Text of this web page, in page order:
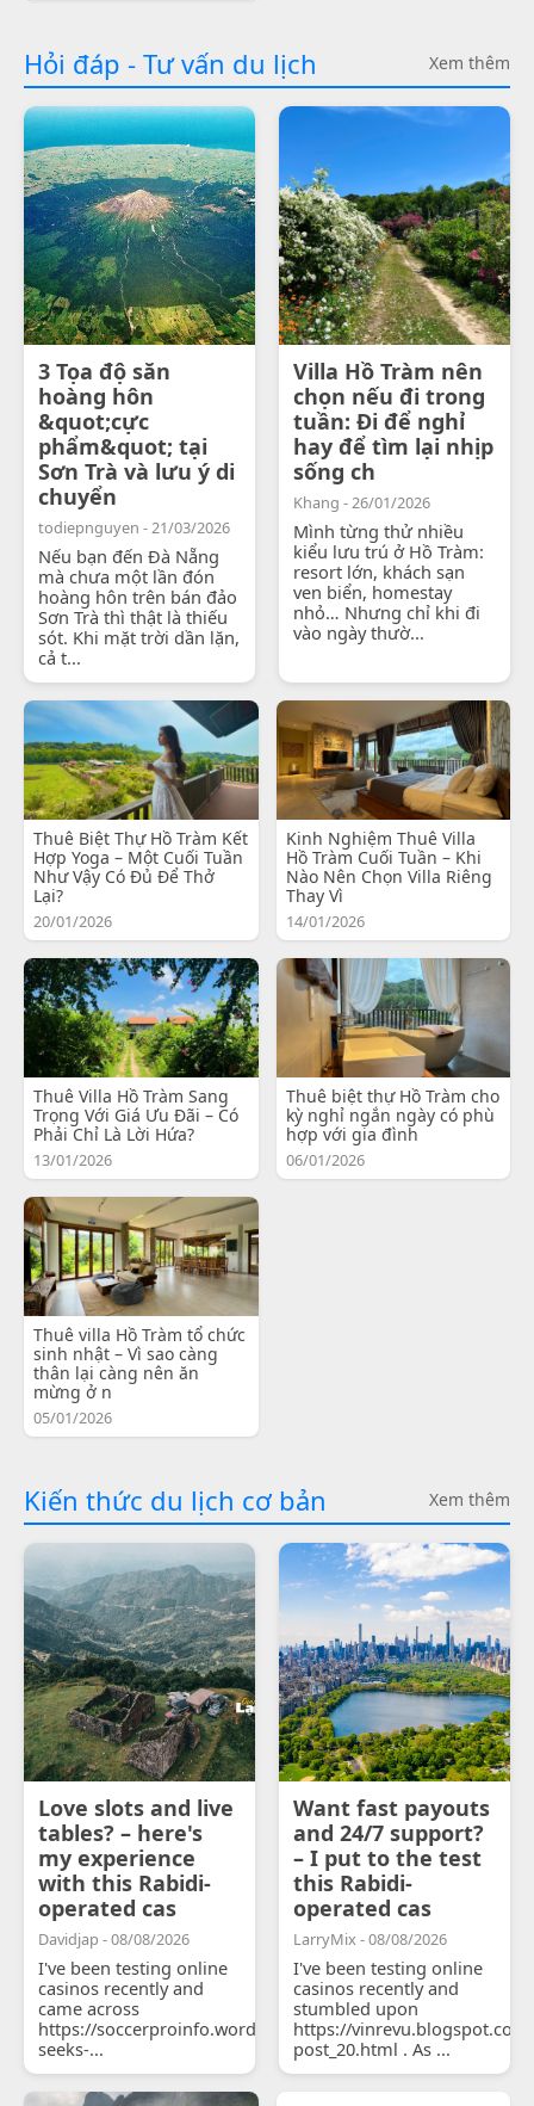
Hỏi đáp - Tư vấn du lịch Xem thêm
3 Tọa độ săn
hoàng hôn
&quot;cực
phẩm&quot; tại
Sơn Trà và lưu ý di
chuyển
todiepnguyen - 21/03/2026
Nếu bạn đến Đà Nẵng
mà chưa một lần đón
hoàng hôn trên bán đảo
Sơn Trà thì thật là thiếu
sót. Khi mặt trời dần lặn,
cả t...
Villa Hồ Tràm nên
chọn nếu đi trong
tuần: Đi để nghỉ
hay để tìm lại nhịp
sống ch
Khang - 26/01/2026
Mình từng thử nhiều
kiểu lưu trú ở Hồ Tràm:
resort lớn, khách sạn
ven biển, homestay
nhỏ… Nhưng chỉ khi đi
vào ngày thườ...
Thuê Biệt Thự Hồ Tràm Kết
Hợp Yoga – Một Cuối Tuần
Như Vậy Có Đủ Để Thở
Lại?
20/01/2026
Kinh Nghiệm Thuê Villa
Hồ Tràm Cuối Tuần – Khi
Nào Nên Chọn Villa Riêng
Thay Vì
14/01/2026
Thuê Villa Hồ Tràm Sang
Trọng Với Giá Ưu Đãi – Có
Phải Chỉ Là Lời Hứa?
13/01/2026
Thuê biệt thự Hồ Tràm cho
kỳ nghỉ ngắn ngày có phù
hợp với gia đình
06/01/2026
Thuê villa Hồ Tràm tổ chức
sinh nhật – Vì sao càng
thân lại càng nên ăn
mừng ở n
05/01/2026
Kiến thức du lịch cơ bản Xem thêm
Love slots and live
tables? – here's
my experience
with this Rabidi-
operated cas
Davidjap - 08/08/2026
I've been testing online
casinos recently and
came across
https://soccerproinfo.wordpress.com/2026/07/11/courtois-
seeks-...
Want fast payouts
and 24/7 support?
– I put to the test
this Rabidi-
operated cas
LarryMix - 08/08/2026
I've been testing online
casinos recently and
stumbled upon
https://
post_20.html . As ...